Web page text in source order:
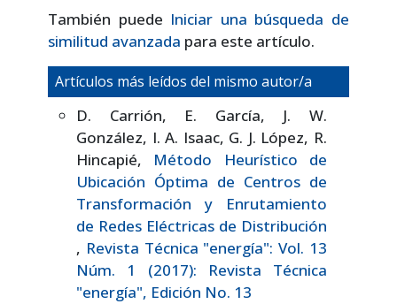
También puede Iniciar una búsqueda de
similitud avanzada para este artículo.
Artículos más leídos del mismo autor/a
D. Carrión, E. García, J. W.
González, I. A. Isaac, G. J. López, R.
Hincapié, Método Heurístico de
Ubicación Óptima de Centros de
Transformación y Enrutamiento
de Redes Eléctricas de Distribución
, Revista Técnica "energía": Vol. 13
Núm. 1 (2017): Revista Técnica
"energía", Edición No. 13